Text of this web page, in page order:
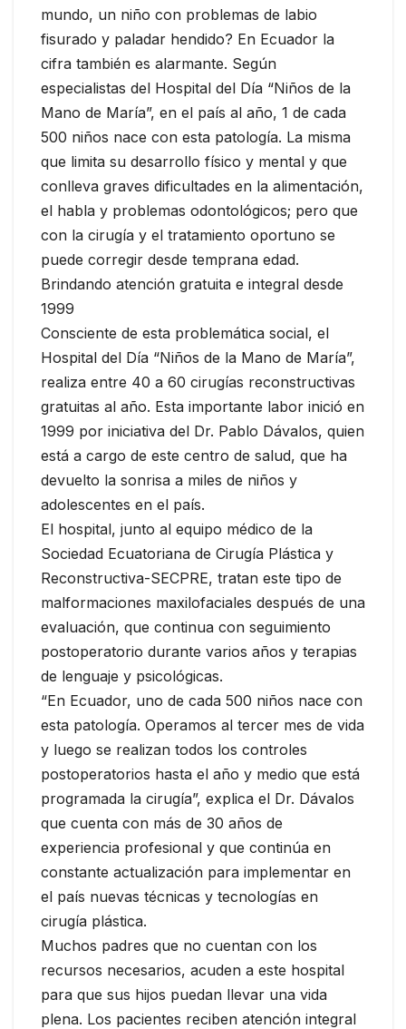
mundo, un niño con problemas de labio
fisurado y paladar hendido? En Ecuador la
cifra también es alarmante. Según
especialistas del Hospital del Día “Niños de la
Mano de María”, en el país al año, 1 de cada
500 niños nace con esta patología. La misma
que limita su desarrollo físico y mental y que
conlleva graves dificultades en la alimentación,
el habla y problemas odontológicos; pero que
con la cirugía y el tratamiento oportuno se
puede corregir desde temprana edad.
Brindando atención gratuita e integral desde
1999
Consciente de esta problemática social, el
Hospital del Día “Niños de la Mano de María”,
realiza entre 40 a 60 cirugías reconstructivas
gratuitas al año. Esta importante labor inició en
1999 por iniciativa del Dr. Pablo Dávalos, quien
está a cargo de este centro de salud, que ha
devuelto la sonrisa a miles de niños y
adolescentes en el país.
El hospital, junto al equipo médico de la
Sociedad Ecuatoriana de Cirugía Plástica y
Reconstructiva-SECPRE, tratan este tipo de
malformaciones maxilofaciales después de una
evaluación, que continua con seguimiento
postoperatorio durante varios años y terapias
de lenguaje y psicológicas.
“En Ecuador, uno de cada 500 niños nace con
esta patología. Operamos al tercer mes de vida
y luego se realizan todos los controles
postoperatorios hasta el año y medio que está
programada la cirugía”, explica el Dr. Dávalos
que cuenta con más de 30 años de
experiencia profesional y que continúa en
constante actualización para implementar en
el país nuevas técnicas y tecnologías en
cirugía plástica.
Muchos padres que no cuentan con los
recursos necesarios, acuden a este hospital
para que sus hijos puedan llevar una vida
plena. Los pacientes reciben atención integral